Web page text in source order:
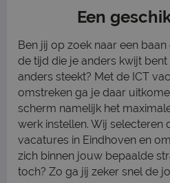
Een
Ben jij op zoek naar een
de tijd die je anders kwijt bent
anders steekt? Met de ICT
omstreken ga je daar
scherm namelijk het
werk instellen. Wij selecteren
vacatures in Eindhoven en
zich binnen jouw bepaalde
toch? Zo ga jij zeker snel de